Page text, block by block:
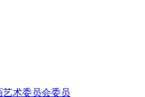
术委员会委员